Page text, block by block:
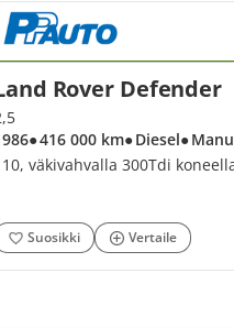
Rover Defender
● 416 000 km● Diesel●
väkivahvalla 300Tdi
Suosikki Vertaile